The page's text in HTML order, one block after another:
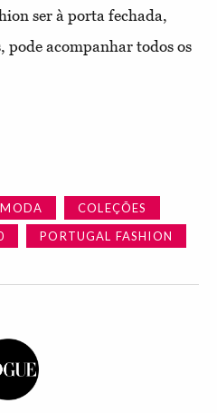
ser à porta fechada,
pode acompanhar todos os
MODA
COLEÇÕES
PORTUGAL FASHION